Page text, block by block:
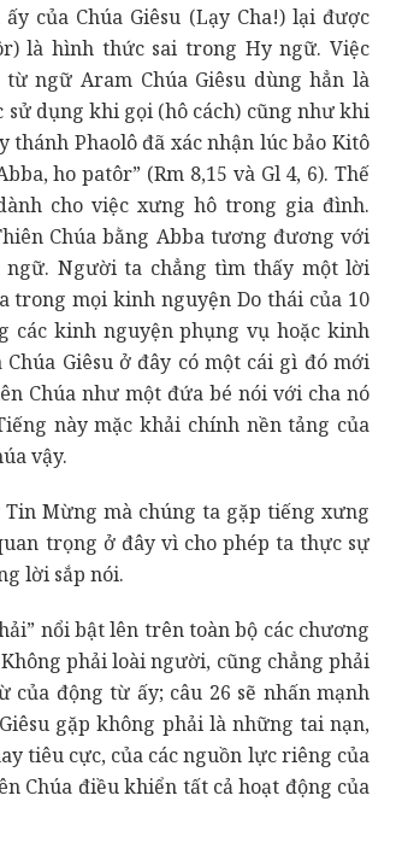
của Chúa Giêsu (Lạy Cha!) lại được
là hình thức sai trong Hy ngữ. Việc
ngữ Aram Chúa Giêsu dùng hẳn là
dụng khi gọi (hô cách) cũng như khi
Phaolô đã xác nhận lúc bảo Kitô
ho patôr” (Rm 8,15 và Gl 4, 6). Thế
cho việc xưng hô trong gia đình.
Chúa bằng Abba tương đương với
Người ta chẳng tìm thấy một lời
trong mọi kinh nguyện Do thái của 10
các kinh nguyện phụng vụ hoặc kinh
Giêsu ở đây có một cái gì đó mới
Chúa như một đứa bé nói với cha nó
này mặc khải chính nền tảng của
vậy.
Mừng mà chúng ta gặp tiếng xưng
trọng ở đây vì cho phép ta thực sự
lời sắp nói.
nổi bật lên trên toàn bộ các chương
phải loài người, cũng chẳng phải
của động từ ấy; câu 26 sẽ nhấn mạnh
gặp không phải là những tai nạn,
tiêu cực, của các nguồn lực riêng của
Chúa điều khiển tất cả hoạt động của